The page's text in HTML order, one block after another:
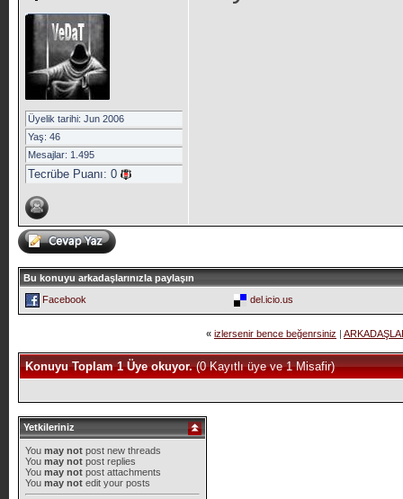
Üyelik tarihi: Jun 2006
Yaş: 46
Mesajlar: 1.495
Tecrübe Puanı: 0
Bu konuyu arkadaşlarınızla paylaşın
Facebook
del.icio.us
« izlersenir bence beğenrsiniz |
Konuyu Toplam 1 Üye okuyor.(0 Kayıtlı üye ve 1 Misafir)
Yetkileriniz
You may notpost new threads
You may notpost replies
You may notpost attachments
You may notedit your posts